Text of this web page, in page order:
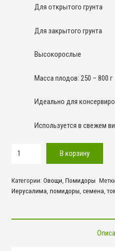
Для открытого грунта
Для закрытого грунта
Высокорослые
Масса плодов: 250 – 800 г
Идеально для
Используется в свежем
Количество
Иерусалима!
В корзину
Категории: Овощи Помидоры
Иерусалима помидоры семена